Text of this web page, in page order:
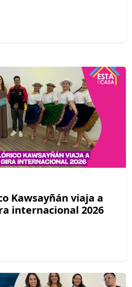
Kawsayñán viaja a
internacional 2026